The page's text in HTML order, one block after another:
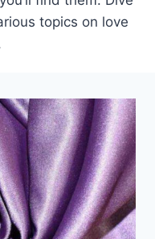
topics on love